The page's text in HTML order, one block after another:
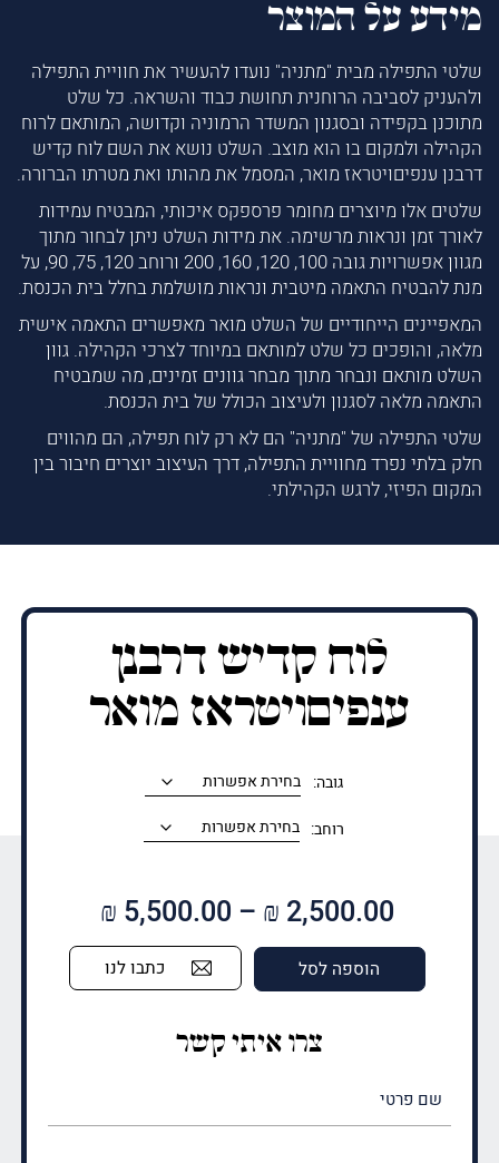
מידע על המוצר
שלטי התפילה מבית "מתניה" נועדו להעשיר את חוויית התפילה
ולהעניק לסביבה הרוחנית תחושת כבוד והשראה. כל שלט
מתוכנן בקפידה ובסגנון המשדר הרמוניה וקדושה, המותאם לרוח
הקהילה ולמקום בו הוא מוצב. השלט נושא את השם לוח קדיש
דרבנן ענפיםויטראז מואר, המסמל את מהותו ואת מטרתו הברורה.
שלטים אלו מיוצרים מחומר פרספקס איכותי, המבטיח עמידות
לאורך זמן ונראות מרשימה. את מידות השלט ניתן לבחור מתוך
מגוון אפשרויות גובה 100, 120, 160, 200 ורוחב 120, 75, 90, על
מנת להבטיח התאמה מיטבית ונראות מושלמת בחלל בית הכנסת.
המאפיינים הייחודיים של השלט מואר מאפשרים התאמה אישית
מלאה, והופכים כל שלט למותאם במיוחד לצרכי הקהילה. גוון
השלט מותאם ונבחר מתוך מבחר גוונים זמינים, מה שמבטיח
התאמה מלאה לסגנון ולעיצוב הכולל של בית הכנסת.
שלטי התפילה של "מתניה" הם לא רק לוח תפילה, הם מהווים
חלק בלתי נפרד מחוויית התפילה, דרך העיצוב יוצרים חיבור בין
המקום הפיזי, לרגש הקהילתי.
לוח קדיש דרבנן
ענפיםויטראז מואר
גובה:
רוחב:
₪ 2,500.00
–
₪ 5,500.00
מחירים:
הוספה לסל כתבו לנו
צרו איתי קשר
(חובה)